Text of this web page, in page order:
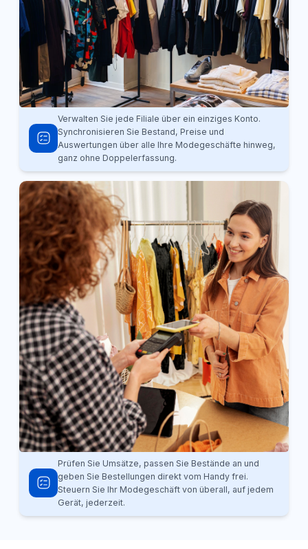
Verwalten Sie jede Filiale über ein einziges Konto.
Synchronisieren Sie Bestand, Preise und
Auswertungen über alle Ihre Modegeschäfte hinweg,
ganz ohne Doppelerfassung.
Prüfen Sie Umsätze, passen Sie Bestände an und
geben Sie Bestellungen direkt vom Handy frei.
Steuern Sie Ihr Modegeschäft von überall, auf jedem
Gerät, jederzeit.